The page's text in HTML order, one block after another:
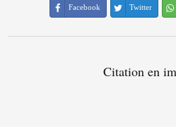
Facebook Twitter
Citation en